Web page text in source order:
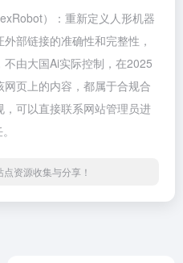
）：重新定义人形机器
部链接的准确性和完整性，
由大国Ai实际控制，在2025
页上的内容，都属于合规合
可以直接联系网站管理员进
资源收集与分享！